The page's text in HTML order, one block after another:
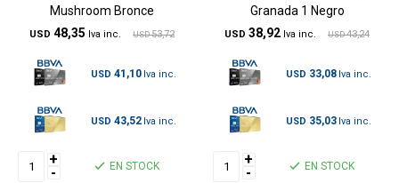
Mushroom Bronce
USD 48,35 USD 53,72
USD 41,10
USD 43,52
+
- EN STOCK
Granada 1 Negro
USD 38,92 USD 43,24
USD 33,08
USD 35,03
+
- EN STOCK